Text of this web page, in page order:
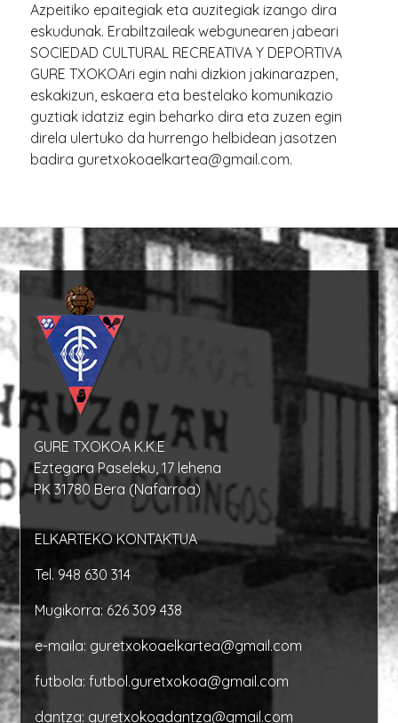
Azpeitiko epaitegiak eta auzitegiak izango dira
eskudunak. Erabiltzaileak webgunearen jabeari
SOCIEDAD CULTURAL RECREATIVA Y DEPORTIVA
GURE TXOKOAri egin nahi dizkion jakinarazpen,
eskakizun, eskaera eta bestelako komunikazio
guztiak idatziz egin beharko dira eta zuzen egin
direla ulertuko da hurrengo helbidean jasotzen
badira guretxokoaelkartea@gmail.com.
GURE TXOKOA K.K.E
Eztegara Paseleku, 17 lehena
PK 31780 Bera (Nafarroa)
ELKARTEKO KONTAKTUA
Tel. 948 630 314
Mugikorra: 626 309 438
e-maila: guretxokoaelkartea@gmail.com
futbola: futbol.guretxokoa@gmail.com
dantza: guretxokoadantza@gmail.com